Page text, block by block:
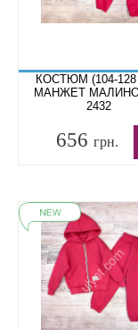
КОСТЮМ (104-
МАНЖЕТ
2432
656 грн.